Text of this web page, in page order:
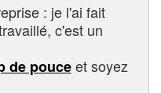
: je l'ai fait
c'est un
de pouceet soyez